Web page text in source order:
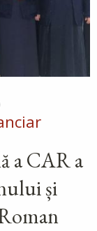
a CAR a
și